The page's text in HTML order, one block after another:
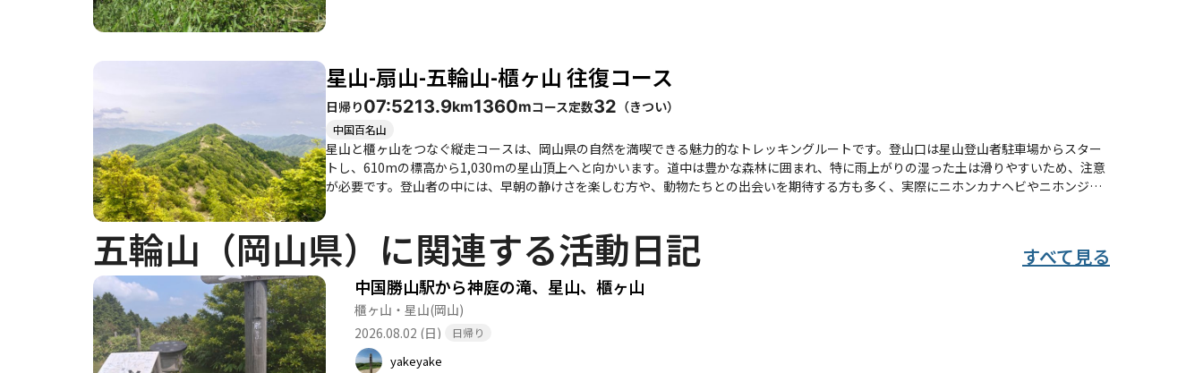
星山-扇山-五輪山-櫃ヶ山 往復コース
日帰り07:5213.9km1360mコース定数32 （きつい）
中国百名山
星山と櫃ヶ山をつなぐ縦走コースは、岡山県の自然を満喫できる魅力的なトレッキングルートです。登山口は星山登山者駐車場からスター
トし、610mの標高から1,030mの星山頂上へと向かいます。道中は豊かな森林に囲まれ、特に雨上がりの湿った土は滑りやすいため、注意
が必要です。登山者の中には、早朝の静けさを楽しむ方や、動物たちとの出会いを期待する方も多く、実際にニホンカナヘビやニホンジカ
山道は整備されており、ササが刈り込まれているため、夏場でも比較的快適に歩けますが、クマ出没の注意看板もあるため、単独行動は避
けた方が良いでしょう。 また、季節ごとの魅力も豊かで、特に秋には紅葉が美しく、冬には雪化粧をした山々が見られます。登山者の中に
は、五輪山からの眺望を楽しむ方も多く、晴れた日には大山や蒜山の美しい姿を望むことができます。周辺には温泉やグルメスポットも点
在しており、登山後の楽しみも充実しています。 このコースは、静けさと自然の美しさを求める方にぴったりの場所です。特に、動物や植
物に興味がある方には、様々な出会いが待っています。登山の後は、真賀温泉で汗を流し、心身ともにリフレッシュするのもおすすめで
五輪山（岡山県）に関連する活動日記 すべて見る
中国勝山駅から神庭の滝、星山、櫃ヶ山
櫃ヶ山・星山(岡山)
2026.08.02 (日)
日帰り
yakeyake